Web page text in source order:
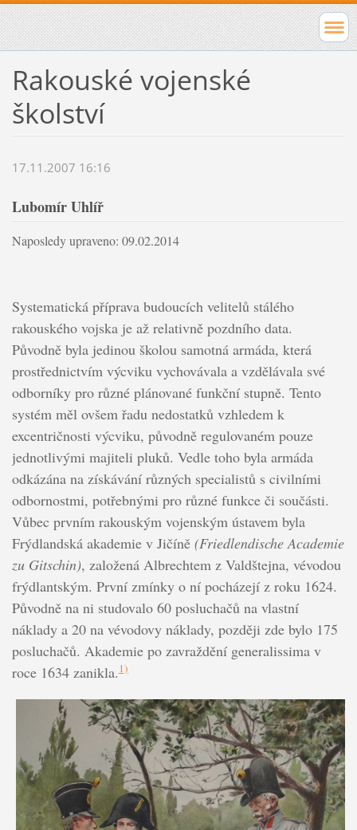
Rakouské vojenské
školství
17.11.2007 16:16
Lubomír Uhlíř
Naposledy upraveno: 09.02.2014
Systematická příprava budoucích velitelů stálého
rakouského vojska je až relativně pozdního data.
Původně byla jedinou školou samotná armáda, která
prostřednictvím výcviku vychovávala a vzdělávala své
odborníky pro různé plánované funkční stupně. Tento
systém měl ovšem řadu nedostatků vzhledem k
excentričnosti výcviku, původně regulovaném pouze
jednotlivými majiteli pluků. Vedle toho byla armáda
odkázána na získávání různých specialistů s civilními
odbornostmi, potřebnými pro různé funkce či součásti.
Vůbec prvním rakouským vojenským ústavem byla
Frýdlandská akademie v Jičíně (Friedlendische Academie
zu Gitschin), založená Albrechtem z Valdštejna, vévodou
frýdlantským. První zmínky o ní pocházejí z roku 1624.
Původně na ni studovalo 60 posluchačů na vlastní
náklady a 20 na vévodovy náklady, později zde bylo 175
posluchačů. Akademie po zavraždění generalissima v
roce 1634 zanikla.1)